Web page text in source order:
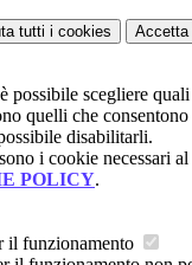
tutti i cookies Accetta
possibile scegliere
quelli che
disabilitarli.
i cookie necessari
POLICY.
il funzionamento